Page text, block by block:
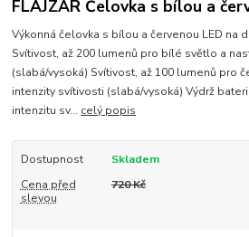
FLAJZAR Čelovka s bílou a
Výkonná čelovka s bílou a červenou LED na
Svítivost, až 200 lumenů pro bílé světlo a
(slabá/vysoká) Svítivost, až 100 lumenů pro
intenzity svítivosti (slabá/vysoká) Výdrž
intenzitu sv... celý popis
Dostupnost
Skladem
Cena před
slevou
720 Kč